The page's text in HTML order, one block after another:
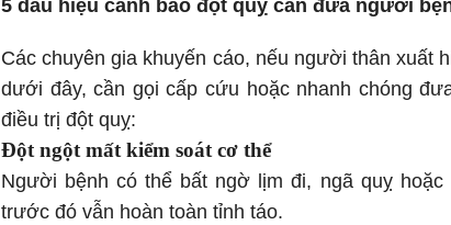
5 dấu hiệu cảnh báo đột quỵ cần đưa người
Các chuyên gia khuyến cáo, nếu người thân xuất
dưới đây, cần gọi cấp cứu hoặc nhanh chóng
điều trị đột quỵ:
Đột ngột mất kiểm soát cơ thể
Người bệnh có thể bất ngờ lịm đi, ngã quỵ
trước đó vẫn hoàn toàn tỉnh táo.